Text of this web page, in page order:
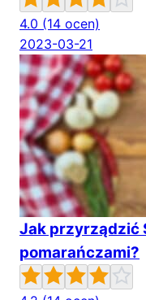
4.0 (14 ocen)
2023-03-21
Jak przyrządzić
pomarańczami?